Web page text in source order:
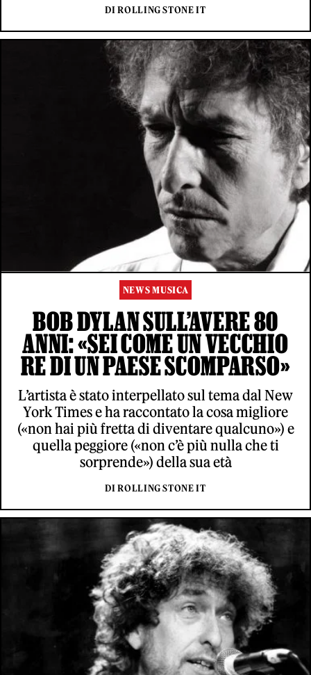
DI ROLLING STONE IT
NEWS MUSICA
BOB DYLAN SULL’AVERE 80
ANNI: «SEI COME UN VECCHIO
RE DI UN PAESE SCOMPARSO»
L’artista è stato interpellato sul tema dal New
York Times e ha raccontato la cosa migliore
(«non hai più fretta di diventare qualcuno») e
quella peggiore («non c’è più nulla che ti
sorprende») della sua età
DI ROLLING STONE IT